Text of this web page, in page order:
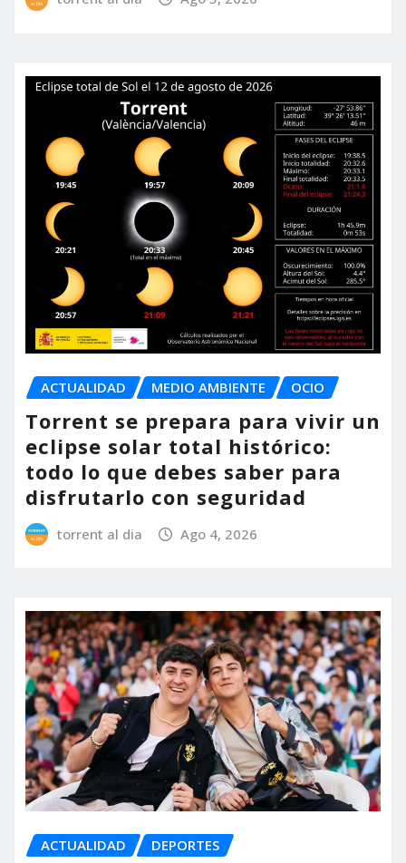
ACTUALIDAD MEDIO AMBIENTE OCIO
Torrent se prepara para vivir un
eclipse solar total histórico:
todo lo que debes saber para
disfrutarlo con seguridad
torrent al dia Ago 4, 2026
ACTUALIDAD DEPORTES